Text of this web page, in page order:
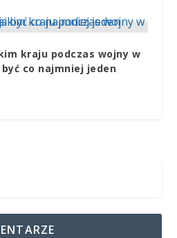
kraju podczas wojny w
co najmniej jeden